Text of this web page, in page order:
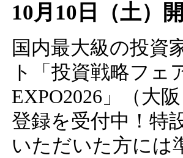
10月10日（土）
国内最大級の投資
ト「投資戦略フェ
EXPO2026」（大
登録を受付中！特
いただいた方には